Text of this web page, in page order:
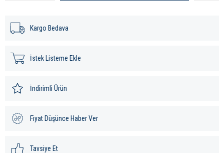
Kargo Bedava
İstek Listeme Ekle
İndirimli Ürün
Fiyat Düşünce Haber Ver
Tavsiye Et